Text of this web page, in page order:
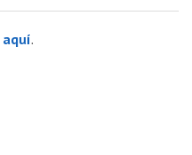
aquí.